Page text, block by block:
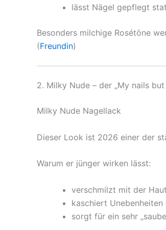
lässt Nägel gepflegt
Besonders milchige Rosétöne
(Freundin)
2. Milky Nude – der „My nails
Milky Nude Nagellack
Dieser Look ist 2026 einer der
Warum er jünger wirken lässt:
verschmilzt mit der Haut
kaschiert
sorgt für ein sehr